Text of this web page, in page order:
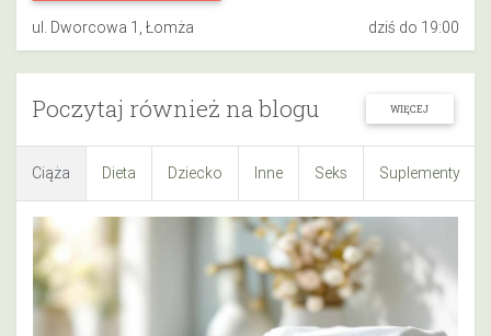
ul. Dworcowa 1, Łomża dziś do 19:00
Poczytaj również na blogu WIĘCEJ
Ciąża Dieta Dziecko Inne Seks Suplementy